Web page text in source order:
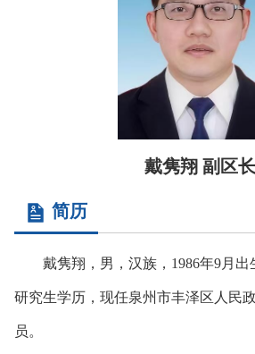
戴隽翔 副区长
简历
戴隽翔，男，汉族，1986年9月出
研究生学历，现任泉州市丰泽区人民
员。